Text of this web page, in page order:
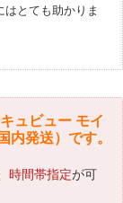
とても助かりま
ュビュー モイ
発送）です。
時間帯指定が可